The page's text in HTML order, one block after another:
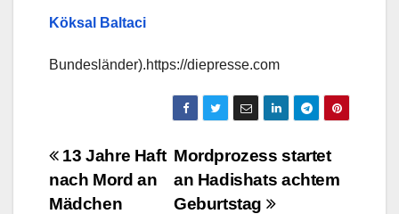
Köksal Baltaci
Bundesländer).https://diepresse.com
Beitragsnavigation
Mordprozess startet
an Hadishats achtem
Geburtstag
13 Jahre Haft
nach Mord an
Mädchen